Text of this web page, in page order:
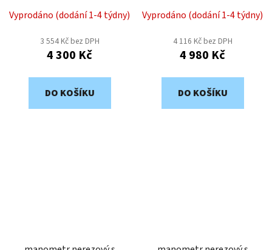
1/2" MGNZ213
Vyprodáno (dodání 1-4 týdny)
3 554 Kč bez DPH
4 300 Kč
DO KOŠÍKU
1/2" MGNZ212
Vyprodáno (dodání 1-4 týdny)
4 116 Kč bez DPH
4 980 Kč
DO KOŠÍKU